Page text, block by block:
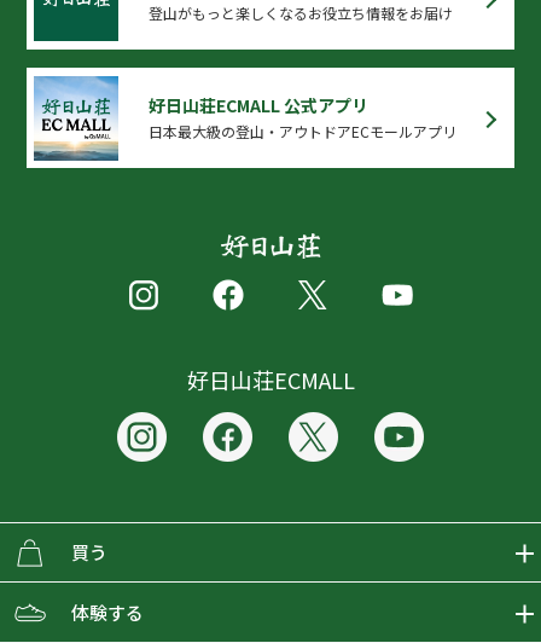
登山がもっと楽しくなるお役立ち情報をお届け
好日山荘ECMALL 公式アプリ
日本最大級の登山・アウトドアECモールアプリ
好日山荘ECMALL
買う
ECMALLの商品をさがす
体験する